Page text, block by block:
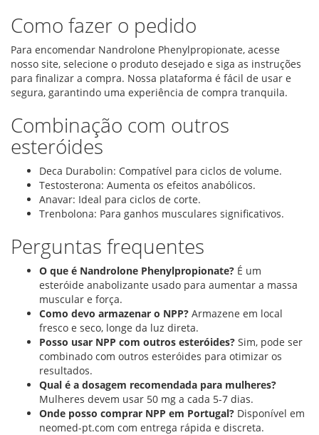
Como fazer o pedido
Para encomendar Nandrolone Phenylpropionate, acesse
nosso site, selecione o produto desejado e siga as instruções
para finalizar a compra. Nossa plataforma é fácil de usar e
segura, garantindo uma experiência de compra tranquila.
Combinação com outros
esteróides
Deca Durabolin: Compatível para ciclos de volume.
Testosterona: Aumenta os efeitos anabólicos.
Anavar: Ideal para ciclos de corte.
Trenbolona: Para ganhos musculares significativos.
Perguntas frequentes
O que é Nandrolone Phenylpropionate? É um
esteróide anabolizante usado para aumentar a massa
muscular e força.
Como devo armazenar o NPP? Armazene em local
fresco e seco, longe da luz direta.
Posso usar NPP com outros esteróides? Sim, pode ser
combinado com outros esteróides para otimizar os
resultados.
Qual é a dosagem recomendada para mulheres?
Mulheres devem usar 50 mg a cada 5-7 dias.
Onde posso comprar NPP em Portugal? Disponível em
neomed-pt.com com entrega rápida e discreta.